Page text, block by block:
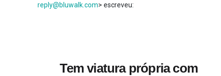
reply@bluwalk.com> escreveu:
Tem viatura própria com